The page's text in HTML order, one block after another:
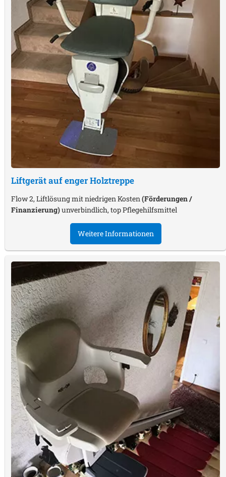
Liftgerät auf enger Holztreppe
Flow 2, Liftlösung mit niedrigen Kosten (Förderungen /
Finanzierung)unverbindlich, top Pflegehilfsmittel
Weitere Informationen